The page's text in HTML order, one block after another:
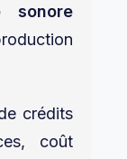
sonore
crédits
coût